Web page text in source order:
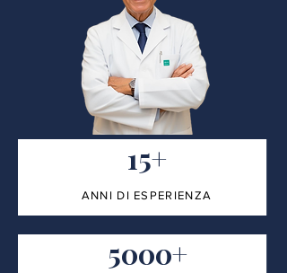
15+
ANNI DI ESPERIENZA
5000+